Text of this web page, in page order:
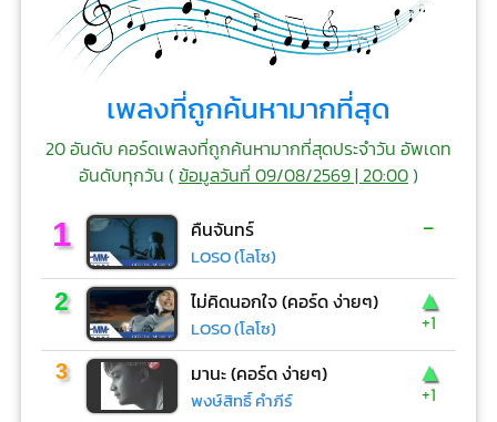
เพลงที่ถูกค้นหามากที่สุด
20 อันดับ คอร์ดเพลงที่ถูกค้นหามากที่สุดประจำวัน อัพเดท
อันดับทุกวัน (ข้อมูลวันที่ 09/08/2569 | 20:00)
1 คืนจันทร์
LOSO (โลโซ)
-
2 ไม่คิดนอกใจ (คอร์ด ง่ายๆ)
LOSO (โลโซ)
▲
+1
3 มานะ (คอร์ด ง่ายๆ)
พงษ์สิทธิ์ คำภีร์
▲
+1